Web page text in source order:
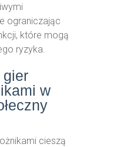
ograniczając
które mogą
ryzyka.
gier
w
cieszą